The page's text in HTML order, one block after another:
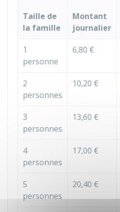
Taille de
la famille
Montant
journalier
1
personne
6,80 €
2
personnes
10,20 €
3
personnes
13,60 €
4
personnes
17,00 €
5
personnes
20,40 €